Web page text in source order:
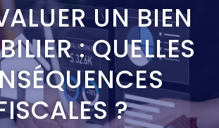
UN BIEN
: QUELLES
?